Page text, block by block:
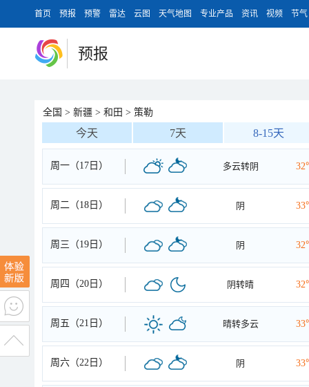
首页 预报 预警 雷达 云图 天气地图 专业产品 资讯 视频 节气
预报
全国 > 新疆 > 和田 > 策勒
今天 7天 8-15天
周一（17日） 多云转阴
周二（18日） 阴
周三（19日） 阴
周四（20日） 阴转晴
周五（21日） 晴转多云
周六（22日） 阴